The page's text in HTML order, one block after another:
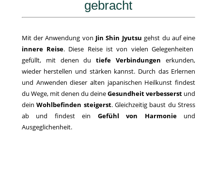
gebracht
Mit der Anwendung von Jin Shin Jyutsu gehst du auf eine
innere Reise. Diese Reise ist von vielen Gelegenheiten
gefüllt, mit denen dutiefe Verbindungen erkunden,
wieder herstellen und stärken kannst. Durch das Erlernen
und Anwenden dieser alten japanischen Heilkunst findest
du Wege, mit denen du deineGesundheit verbesserst und
deinWohlbefinden steigerst. Gleichzeitig baust du Stress
ab und findest ein Gefühl von Harmonieund
Ausgeglichenheit.